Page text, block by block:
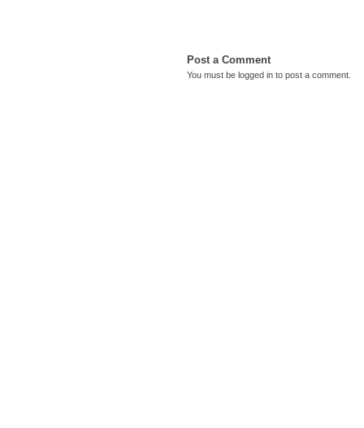
Post a Comment
You must be logged in to post a comment.